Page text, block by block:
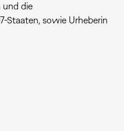
und die
Staaten, sowie Urheberin